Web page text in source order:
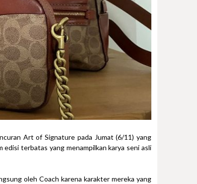
Art of Signature pada Jumat (6/11) yang
terbatas yang menampilkan karya seni asli
oleh Coach karena karakter mereka yang